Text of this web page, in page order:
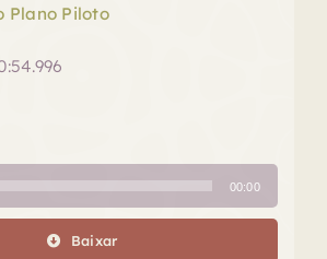
Plano Piloto
00:00
Baixar